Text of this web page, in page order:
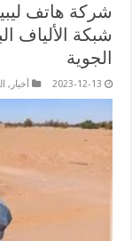
شركة هاتف
شبكة الألياف
الجوية
2023-12-13 أخبار ,